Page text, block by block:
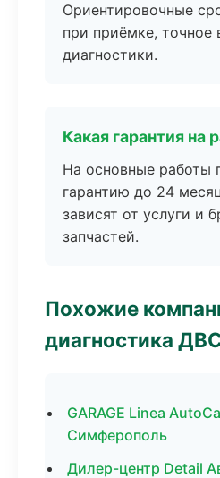
Ориентировочные
при приёмке,
диагностики.
Какая гарантия на
На основные работы
гарантию до 24
зависят от услуги и
запчастей.
Похожие
диагностика
GARAGE Linea
Симферополь
Дилер-центр Detail